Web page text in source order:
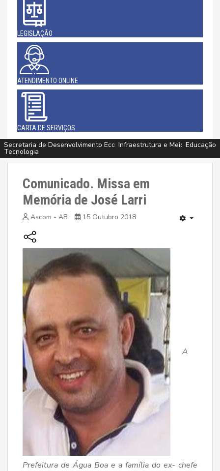
LEGISLAÇÃO
ATENDIMENTO ONLINE
CARTA DE SERVIÇOS
Comunicado. Missa em
Memória de José Larri
Ascom - AB 15 Outubro 2018
A
Prefeitura de Água Boa e a família do ex- chefe
Esporte, Cultura e Lazer
Saúde
Assistência Social e Cidadania
Educação
Secretaria de Desenvolvimento Econômico, Agricultura, Turismo e
Tecnologia
Saúde
Esporte, Cultura e Lazer
Infraestrutura e Meio Ambiente
Educação